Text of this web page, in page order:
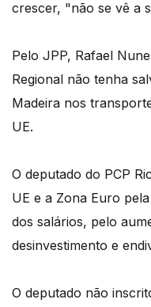
crescer, "não se vê a
Pelo JPP, Rafael
Regional não tenha
Madeira nos
UE.
O deputado do PCP
UE e a Zona Euro
dos salários, pelo
desinvestimento e
O deputado não